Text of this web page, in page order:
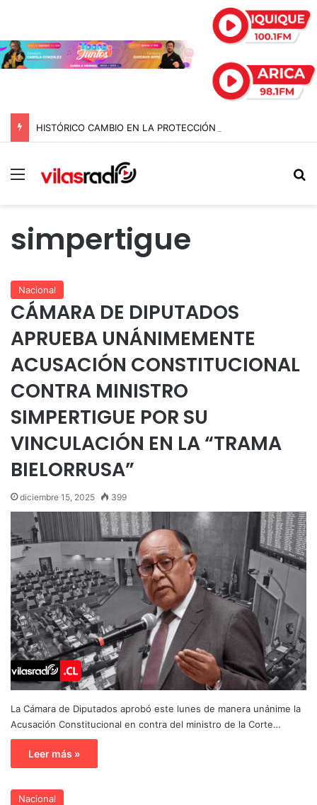
Menú
simpertigue
Nacional
CÁMARA DE DIPUTADOS
APRUEBA UNÁNIMEMENTE
ACUSACIÓN CONSTITUCIONAL
CONTRA MINISTRO
SIMPERTIGUE POR SU
VINCULACIÓN EN LA “TRAMA
BIELORRUSA”
diciembre 15, 2025 399
La Cámara de Diputados aprobó este lunes de manera unánime la
Acusación Constitucional en contra del ministro de la Corte…
Leer más »
Nacional